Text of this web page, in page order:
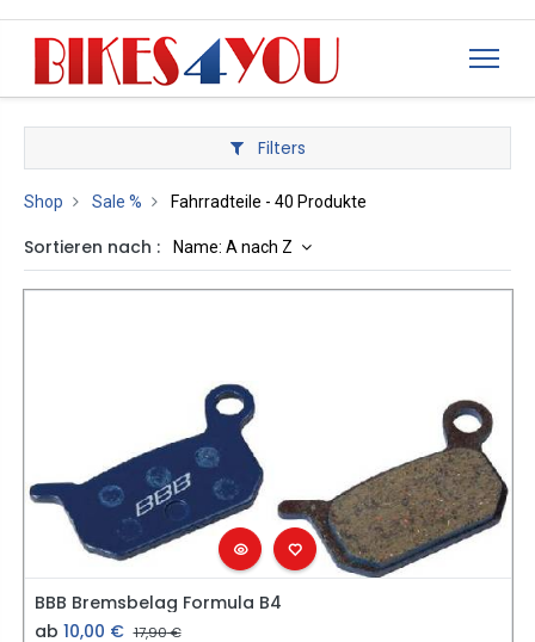
Filters
Shop Sale % Fahrradteile - 40 Produkte
Sortieren nach : Name: A nach Z
BBB Bremsbelag Formula B4
ab 10,00 € 17,90€